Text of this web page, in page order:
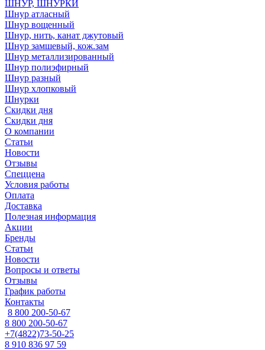
ШНУР, ШНУРКИ
Шнур атласный
Шнур вощенный
Шнур, нить, канат джутовый
Шнур замшевый, кож.зам
Шнур металлизированный
Шнур полиэфирный
Шнур разный
Шнур хлопковый
Шнурки
Скидки дня
Скидки дня
О компании
Статьи
Новости
Отзывы
Спеццена
Условия работы
Оплата
Доставка
Полезная информация
Акции
Бренды
Статьи
Новости
Вопросы и ответы
Отзывы
График работы
Контакты
8 800 200-50-67
8 800 200-50-67
+7(4822)73-50-25
8 910 836 97 59